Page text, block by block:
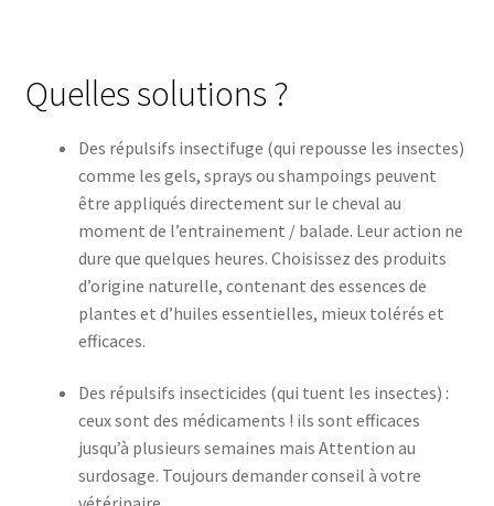
Quelles solutions ?
Des répulsifs insectifuge (qui repousse les insectes)
comme les gels, sprays ou shampoings peuvent
être appliqués directement sur le cheval au
moment de l’entrainement / balade. Leur action ne
dure que quelques heures. Choisissez des produits
d’origine naturelle, contenant des essences de
plantes et d’huiles essentielles, mieux tolérés et
efficaces.
Des répulsifs insecticides (qui tuent les insectes) :
ceux sont des médicaments ! ils sont efficaces
jusqu’à plusieurs semaines mais Attention au
surdosage. Toujours demander conseil à votre